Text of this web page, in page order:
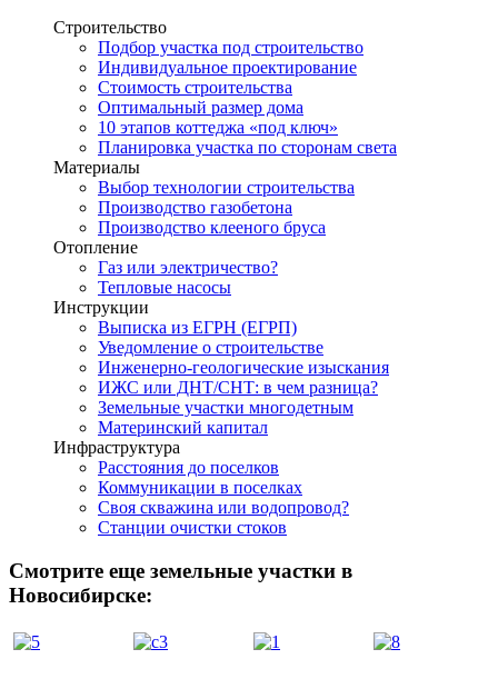
Строительство
Подбор участка под строительство
Индивидуальное проектирование
Стоимость строительства
Оптимальный размер дома
10 этапов коттеджа «под ключ»
Планировка участка по сторонам света
Материалы
Выбор технологии строительства
Производство газобетона
Производство клееного бруса
Отопление
Газ или электричество?
Тепловые насосы
Инструкции
Выписка из ЕГРН (ЕГРП)
Уведомление о строительстве
Инженерно-геологические изыскания
ИЖС или ДНТ/СНТ: в чем разница?
Земельные участки многодетным
Материнский капитал
Инфраструктура
Расстояния до поселков
Коммуникации в поселках
Своя скважина или водопровод?
Станции очистки стоков
Смотрите еще земельные участки в
Новосибирске: